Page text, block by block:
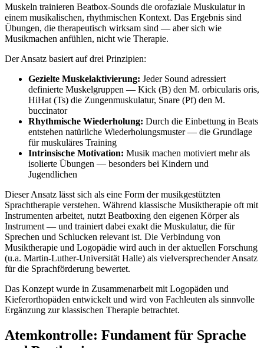
Muskeln trainieren Beatbox-Sounds die orofaziale Muskulatur in
einem musikalischen, rhythmischen Kontext. Das Ergebnis sind
Übungen, die therapeutisch wirksam sind — aber sich wie
Musikmachen anfühlen, nicht wie Therapie.
Der Ansatz basiert auf drei Prinzipien:
Gezielte Muskelaktivierung: Jeder Sound adressiert
definierte Muskelgruppen — Kick (B) den M. orbicularis oris,
HiHat (Ts) die Zungenmuskulatur, Snare (Pf) den M.
buccinator
Rhythmische Wiederholung: Durch die Einbettung in Beats
entstehen natürliche Wiederholungsmuster — die Grundlage
für muskuläres Training
Intrinsische Motivation: Musik machen motiviert mehr als
isolierte Übungen — besonders bei Kindern und
Jugendlichen
Dieser Ansatz lässt sich als eine Form der musikgestützten
Sprachtherapie verstehen. Während klassische Musiktherapie oft mit
Instrumenten arbeitet, nutzt Beatboxing den eigenen Körper als
Instrument — und trainiert dabei exakt die Muskulatur, die für
Sprechen und Schlucken relevant ist. Die Verbindung von
Musiktherapie und Logopädie wird auch in der aktuellen Forschung
(u.a. Martin-Luther-Universität Halle) als vielversprechender Ansatz
für die Sprachförderung bewertet.
Das Konzept wurde in Zusammenarbeit mit Logopäden und
Kieferorthopäden entwickelt und wird von Fachleuten als sinnvolle
Ergänzung zur klassischen Therapie betrachtet.
Atemkontrolle: Fundament für Sprache